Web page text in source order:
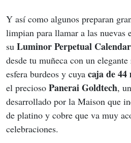
Y así como algunos preparan
limpian para llamar a las nuevas
su Luminor Perpetual Calendar
desde tu muñeca con un
esfera burdeos y cuya caja de 44
el precioso Panerai Goldtech,
desarrollado por la Maison que
de platino y cobre que va muy
celebraciones.